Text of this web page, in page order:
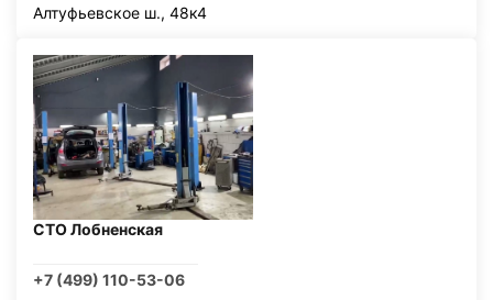
Алтуфьевское ш., 48к4
СТО Лобненская
+7 (499) 110-53-06